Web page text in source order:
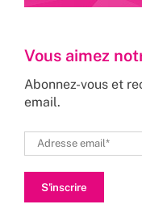
Vous aimez
Abonnez-vous et
email.